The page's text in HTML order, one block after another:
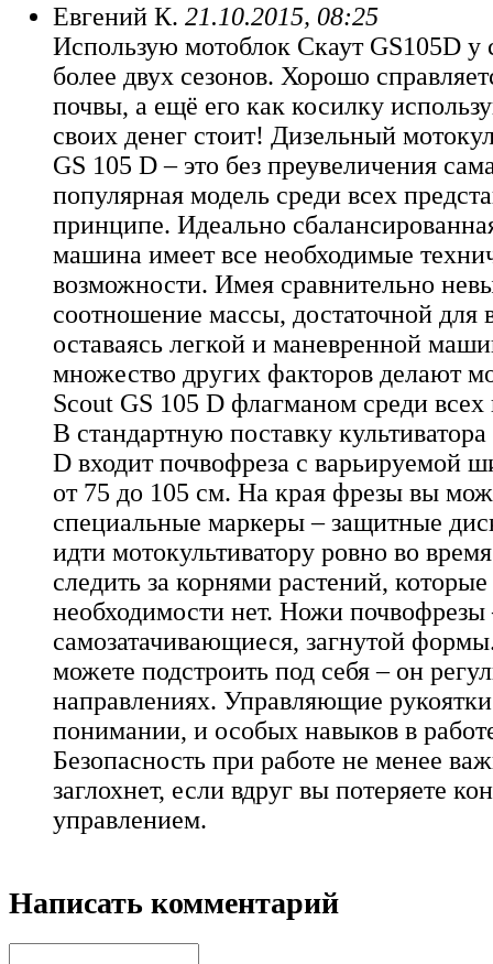
Евгений К. 21.10.2015, 08:25
Использую мотоблок Скаут GS105D у
более двух сезонов. Хорошо
почвы, а ещё его как косилку
своих денег стоит! Дизельный
GS 105 D – это без преувеличения
популярная модель среди всех
принципе. Идеально
машина имеет все необходимые
возможности. Имея сравнительно
соотношение массы, достаточной для
оставаясь легкой и маневренной
множество других факторов делают
Scout GS 105 D флагманом среди
В стандартную поставку
D входит почвофреза с варьируемой
от 75 до 105 см. На края фрезы вы
специальные маркеры – защитные
идти мотокультиватору ровно во
следить за корнями растений,
необходимости нет. Ножи почвофрезы
самозатачивающиеся, загнутой
можете подстроить под себя – он
направлениях. Управляющие
понимании, и особых навыков в
Безопасность при работе не менее
заглохнет, если вдруг вы потеряете
управлением.
Написать комментарий